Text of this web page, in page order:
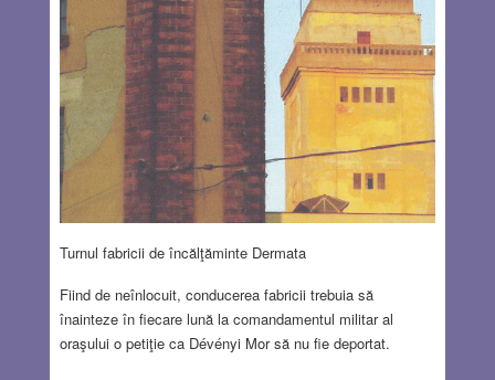
Turnul fabricii de încălţăminte Dermata
Fiind de neînlocuit, conducerea fabricii trebuia să
înainteze în fiecare lună la comandamentul militar al
oraşului o petiţie ca Dévényi Mor să nu fie deportat.